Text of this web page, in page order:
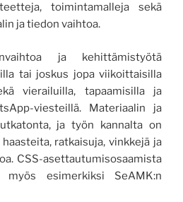
toimintamalleja sekä
ja tiedon vaihtoa.
ja kehittämistyötä
tai joskus jopa viikoittaisilla
vierailuilla, tapaamisilla ja
viesteillä. Materiaalin ja
ja työn kannalta on
ratkaisuja, vinkkejä ja
CSS-asettautumisosaamista
esimerkiksi SeAMK:n